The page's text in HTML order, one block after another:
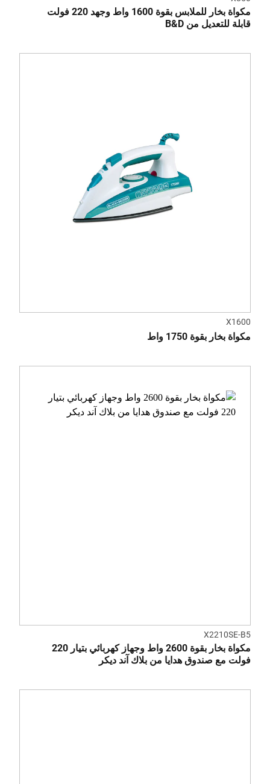
مكواة بخار للملابس بقوة 1600 واط وجهد 220 فولت
قابلة للتعديل من B&D
X1600
مكواة بخار بقوة 1750 واط
X2210SE-B5
مكواة بخار بقوة 2600 واط وجهاز كهربائي بتيار 220
فولت مع صندوق هدايا من بلاك آند ديكر